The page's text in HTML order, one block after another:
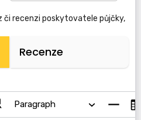
recenzi poskytovatele půjčky,
Recenze
Paragraph